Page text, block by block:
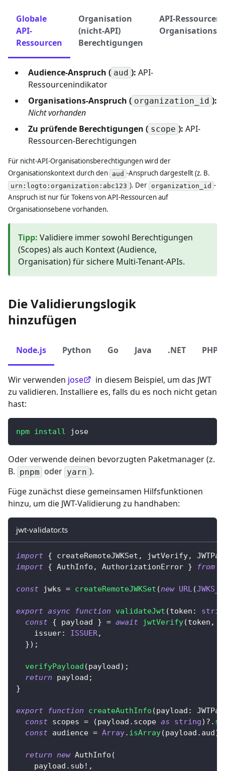
Globale
API-
Ressourcen
Organisation
(nicht-API)
Berechtigungen
API-Ressourcen
Audience-Anspruch ( aud ): API-
Ressourcenindikator
Organisations-Anspruch ( organization_id ):
Nicht vorhanden
Zu prüfende Berechtigungen ( scope ): API-
Ressourcen-Berechtigungen
Für nicht-API-Organisationsberechtigungen wird der
Organisationskontext durch den aud -Anspruch dargestellt (z. B.
urn:logto:organization:abc123 ). Der organization_id -
Anspruch ist nur für Tokens von API-Ressourcen auf
Organisationsebene vorhanden.
Tipp: Validiere immer sowohl Berechtigungen
(Scopes) als auch Kontext (Audience,
Organisation) für sichere Multi-Tenant-APIs.
Die Validierungslogik
hinzufügen
Node.js Python Go Java .NET PHP
Wir verwenden jose
in diesem Beispiel, um das JWT
zu validieren. Installiere es, falls du es noch nicht getan
hast:
npm install jose
Oder verwende deinen bevorzugten Paketmanager (z.
B. pnpm oder yarn ).
Füge zunächst diese gemeinsamen Hilfsfunktionen
hinzu, um die JWT-Validierung zu handhaben:
jwt-validator.ts
import { createRemoteJWKSet , jwtVerify,
import { AuthInfo , AuthorizationError } from
const jwks = createRemoteJWKSet (new URL(
export async function validateJwt (token :
const { payload } = await jwtVerify(token ,
    issuer
: ISSUER,
}) ;
verifyPayload (payload) ;
return payload ;
}
export function createAuthInfo (payload :
const scopes = (payload . scope as string) ?.
const audience = Array. isArray(payload . aud)
return new AuthInfo (
    payload
. sub ! ,